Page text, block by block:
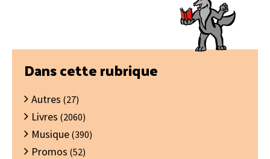
Barre
latérale
principale
Dans cette rubrique
Autres (27)
Livres (2060)
Musique (390)
Promos (52)